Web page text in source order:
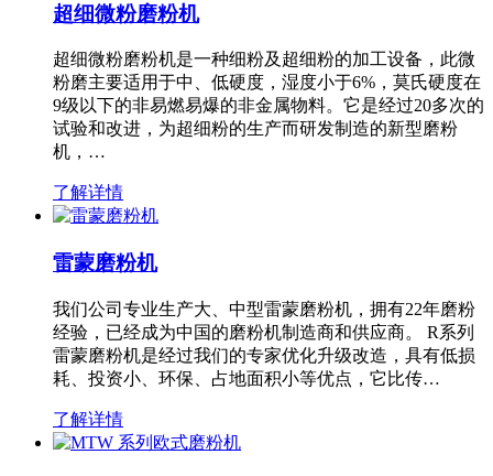
超细微粉磨粉机
超细微粉磨粉机是一种细粉及超细粉的加工设备，此微
粉磨主要适用于中、低硬度，湿度小于6%，莫氏硬度在
9级以下的非易燃易爆的非金属物料。它是经过20多次的
试验和改进，为超细粉的生产而研发制造的新型磨粉
机，…
了解详情
雷蒙磨粉机
我们公司专业生产大、中型雷蒙磨粉机，拥有22年磨粉
经验，已经成为中国的磨粉机制造商和供应商。 R系列
雷蒙磨粉机是经过我们的专家优化升级改造，具有低损
耗、投资小、环保、占地面积小等优点，它比传…
了解详情